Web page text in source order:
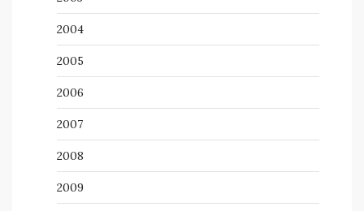
2004
2005
2006
2007
2008
2009